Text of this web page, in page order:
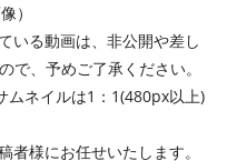
）
いる動画は、非公開や差し
で、予めご了承ください。
ムネイルは1：1(480px以上)
者様にお任せいたします。